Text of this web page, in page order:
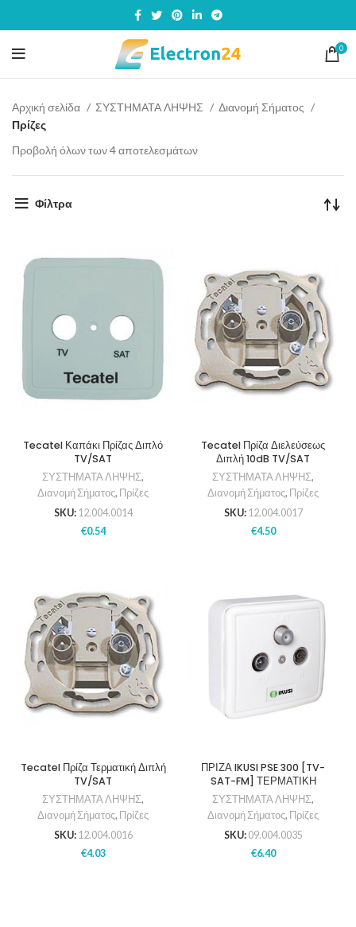
0
Αρχική σελίδα ΣΥΣΤΗΜΑΤΑ ΛΗΨΗΣ
Διανομή Σήματος
Πρίζες
Προβολή όλων των 4 αποτελεσμάτων
Φίλτρα
Tecatel Καπάκι Πρίζας Διπλό
TV/SAT
ΣΥΣΤΗΜΑΤΑ ΛΗΨΗΣ,
Διανομή Σήματος, Πρίζες
SKU: 12.004.0014
€0.54
Tecatel Πρίζα Διελεύσεως
Διπλή 10dB TV/SAT
ΣΥΣΤΗΜΑΤΑ ΛΗΨΗΣ,
Διανομή Σήματος, Πρίζες
SKU: 12.004.0017
€4.50
Tecatel Πρίζα Τερματική Διπλή
TV/SAT
ΣΥΣΤΗΜΑΤΑ ΛΗΨΗΣ,
Διανομή Σήματος, Πρίζες
SKU: 12.004.0016
€4.03
ΠΡΙΖΑ IKUSI PSE 300 [TV-
SAT-FM] ΤΕΡΜΑΤΙΚΗ
ΣΥΣΤΗΜΑΤΑ ΛΗΨΗΣ,
Διανομή Σήματος, Πρίζες
SKU: 09.004.0035
€6.40